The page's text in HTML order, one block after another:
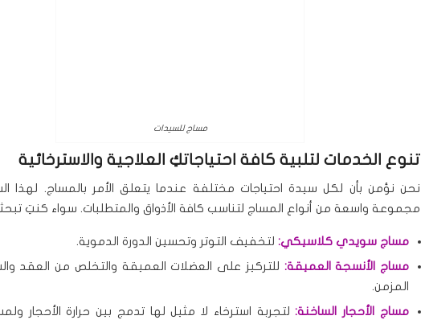
مساج للسيدات
تنوع الخدمات لتلبية كافة احتياجاتكِ العلاجية والاسترخائية
نحن نؤمن بأن لكل سيدة احتياجات مختلفة عندما يتعلق الأمر بالمساج. لهذا
مجموعة واسعة من أنواع المساج لتناسب كافة الأذواق والمتطلبات. سواء كنتِ
مساج سويدي كلاسيكي:لتخفيف التوتر وتحسين الدورة الدموية.
مساج الأنسجة العميقة: للتركيز على العضلات العميقة والتخلص من العقد
المزمن.
مساج الأحجار الساخنة:لتجربة استرخاء لا مثيل لها تدمج بين حرارة الأحجار